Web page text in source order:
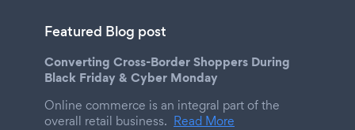
Featured Blog post
Converting Cross-Border Shoppers During
Black Friday & Cyber Monday
Online commerce is an integral part of the
overall retail business. Read More